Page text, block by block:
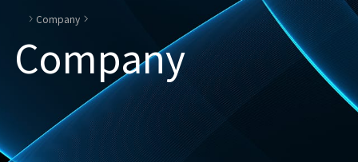
Company
Company